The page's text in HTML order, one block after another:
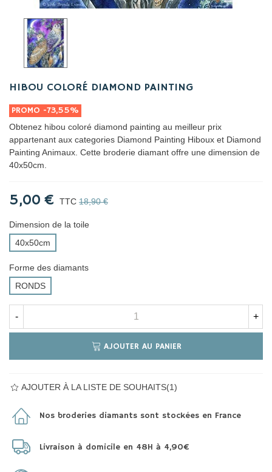
HIBOU COLORÉ DIAMOND PAINTING
PROMO -73,55%
Obtenez hibou coloré diamond painting au meilleur prix
appartenant aux categories Diamond Painting Hiboux et Diamond
Painting Animaux. Cette broderie diamant offre une dimension de
40x50cm.
5,00 € TTC 18,90 €
Dimension de la toile
40x50cm
Forme des diamants
RONDS
- +
AJOUTER AU PANIER
AJOUTER À LA LISTE DE SOUHAITS(1)
Nos broderies diamants sont stockées en France
Livraison à domicile en 48H à 4,90€